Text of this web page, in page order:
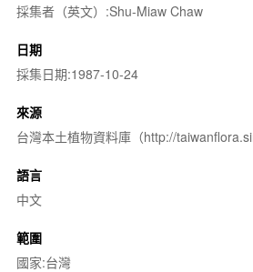
採集者（英文）:Shu-Miaw Chaw
日期
採集日期:1987-10-24
來源
台灣本土植物資料庫（http://
語言
中文
範圍
國家:台灣